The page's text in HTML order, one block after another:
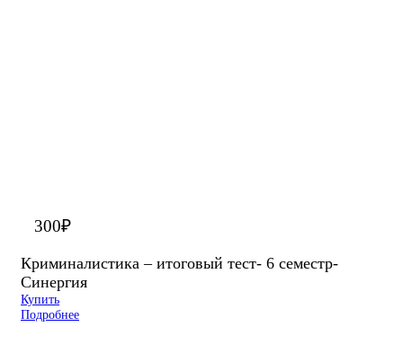
300₽
Криминалистика – итоговый тест- 6 семестр-
Синергия
Купить
Подробнее